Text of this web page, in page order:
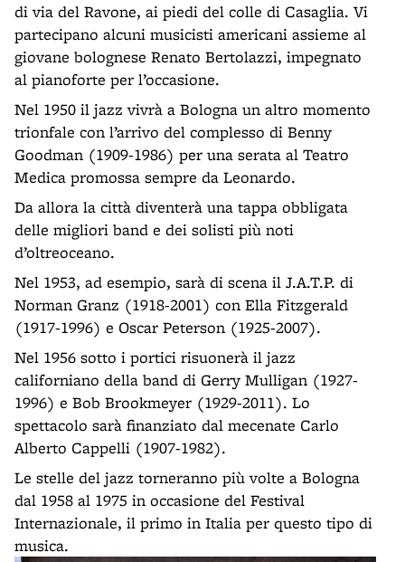
di via del Ravone, ai piedi del colle di Casaglia. Vi
partecipano alcuni musicisti americani assieme al
giovane bolognese Renato Bertolazzi, impegnato
al pianoforte per l’occasione.
Nel 1950 il jazz vivrà a Bologna un altro momento
trionfale con l’arrivo del complesso di Benny
Goodman (1909-1986) per una serata al Teatro
Medica promossa sempre da Leonardo.
Da allora la città diventerà una tappa obbligata
delle migliori band e dei solisti più noti
d’oltreoceano.
Nel 1953, ad esempio, sarà di scena il J.A.T.P. di
Norman Granz (1918-2001) con Ella Fitzgerald
(1917-1996) e Oscar Peterson (1925-2007).
Nel 1956 sotto i portici risuonerà il jazz
californiano della band di Gerry Mulligan (1927-
1996) e Bob Brookmeyer (1929-2011). Lo
spettacolo sarà finanziato dal mecenate Carlo
Alberto Cappelli (1907-1982).
Le stelle del jazz torneranno più volte a Bologna
dal 1958 al 1975 in occasione del Festival
Internazionale, il primo in Italia per questo tipo di
musica.